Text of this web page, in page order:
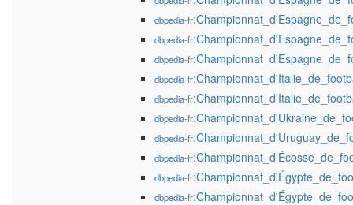
dbpedia-fr
dbpedia-fr
dbpedia-fr
dbpedia-fr
dbpedia-fr
dbpedia-fr
dbpedia-fr
dbpedia-fr
dbpedia-fr
dbpedia-fr